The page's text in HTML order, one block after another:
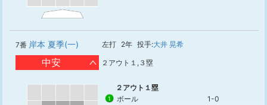
7番 岸本 夏季(一) 左打 2年 投手:大井 晃希
中安 ２アウト１,３塁
２アウト１塁
1 ボール 1-0